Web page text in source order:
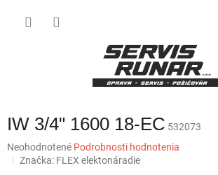
IW 3/4" 1600 18-EC 532073
Priemerné
hodnotenie
Neohodnotené Podrobnosti hodnotenia
Značka: FLEX elektonáradie